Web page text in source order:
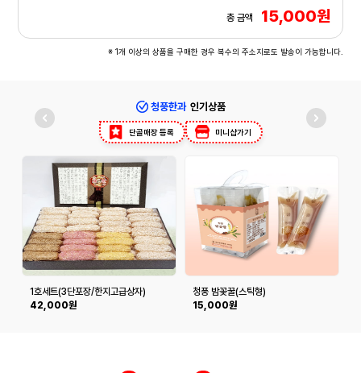
총 금액 15,000원
※ 1개 이상의 상품을 구매한 경우 복수의 주소지로도 발송이 가능합니다.
청풍한과 인기상품
단골매장 등록 미니샵가기
1호세트(3단포장/한지고급상자)
42,000원
청풍 밤꽃꿀(스틱형)
15,000원